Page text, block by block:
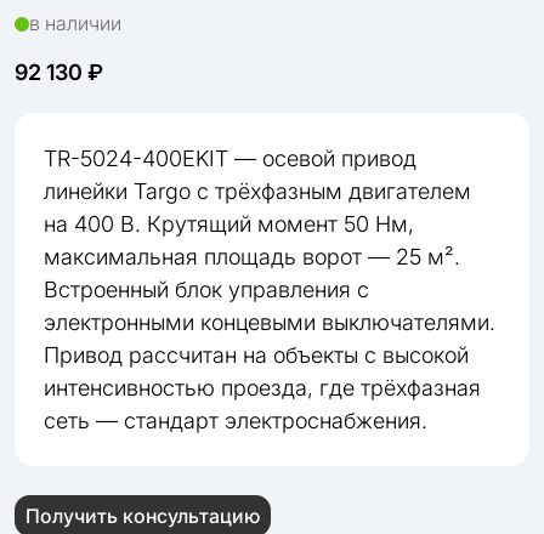
в наличии
92 130 ₽
TR-5024-400EKIT — осевой привод
линейки Targo с трёхфазным двигателем
на 400 В. Крутящий момент 50 Нм,
максимальная площадь ворот — 25 м².
Встроенный блок управления с
электронными концевыми выключателями.
Привод рассчитан на объекты с высокой
интенсивностью проезда, где трёхфазная
сеть — стандарт электроснабжения.
Получить консультацию